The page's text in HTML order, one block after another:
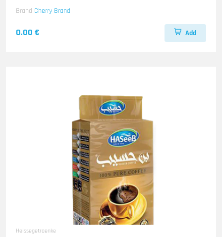
Brand Cherry Brand
0.00 € Add
Heissegetraenke